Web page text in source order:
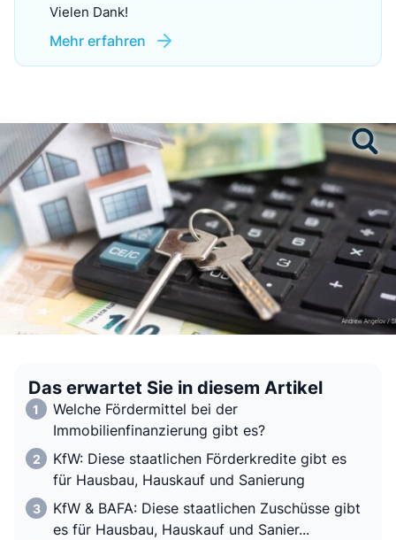
Vielen Dank!
Mehr erfahren
Das erwartet Sie in diesem Artikel
Welche Fördermittel bei der
Immobilienfinanzierung gibt es?
KfW: Diese staatlichen Förderkredite gibt es
für Hausbau, Hauskauf und Sanierung
KfW & BAFA: Diese staatlichen Zuschüsse gibt
es für Hausbau, Hauskauf und Sanier...